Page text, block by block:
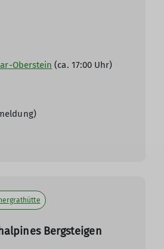
Oberstein (ca. 17:00 Uhr)
Bergsteigen